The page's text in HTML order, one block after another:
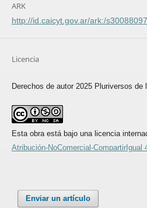
ARK
http://id.caicyt.gov.ar/ark:/
Licencia
Derechos de autor 2025 Pluriversos de
Esta obra está bajo una licencia
Atribución-NoComercial-CompartirIgual
Enviar un artículo